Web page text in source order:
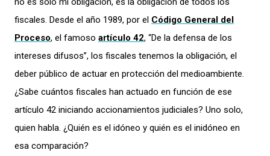
fiscales. Desde el año 1989, por el Código General del
Proceso, el famoso artículo 42, “De la defensa de los
intereses difusos”, los fiscales tenemos la obligación, el
deber público de actuar en protección del medioambiente.
¿Sabe cuántos fiscales han actuado en función de ese
artículo 42 iniciando accionamientos judiciales? Uno solo,
quien habla. ¿Quién es el idóneo y quién es el inidóneo en
esa comparación?